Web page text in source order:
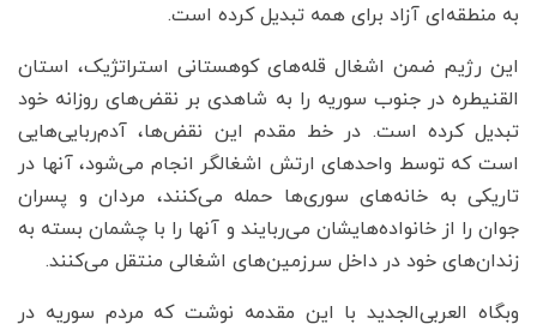
به منطقه‌ای آزاد برای همه تبدیل کرده است.
این رژیم ضمن اشغال قله‌های کوهستانی استراتژیک، استان
القنیطره در جنوب سوریه را به شاهدی بر نقض‌های روزانه خود
تبدیل کرده است. در خط مقدم این نقض‌ها، آدم‌ربایی‌هایی
است که توسط واحدهای ارتش اشغالگر انجام می‌شود، آنها در
تاریکی به خانه‌های سوری‌ها حمله می‌کنند، مردان و پسران
جوان را از خانواده‌هایشان می‌ربایند و آنها را با چشمان بسته به
زندان‌های خود در داخل سرزمین‌های اشغالی منتقل می‌کنند.
وبگاه العربی‌الجدید با این مقدمه نوشت که مردم سوریه در